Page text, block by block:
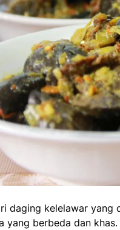
daging kelelawar yang
yang berbeda dan